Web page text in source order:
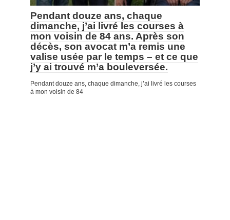
Pendant douze ans, chaque
dimanche, j’ai livré les courses à
mon voisin de 84 ans. Après son
décès, son avocat m’a remis une
valise usée par le temps – et ce que
j’y ai trouvé m’a bouleversée.
Pendant douze ans, chaque dimanche, j’ai livré les courses
à mon voisin de 84